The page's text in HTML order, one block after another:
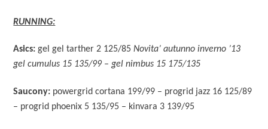
RUNNING:
Asics:gel gel tarther 2 125/85Novita’ autunno inverno ’13
gel cumulus 15 135/99 – gel nimbus 15 175/135
Saucony: powergrid cortana 199/99 – progrid jazz 16 125/89
– progrid phoenix 5 135/95 – kinvara 3 139/95